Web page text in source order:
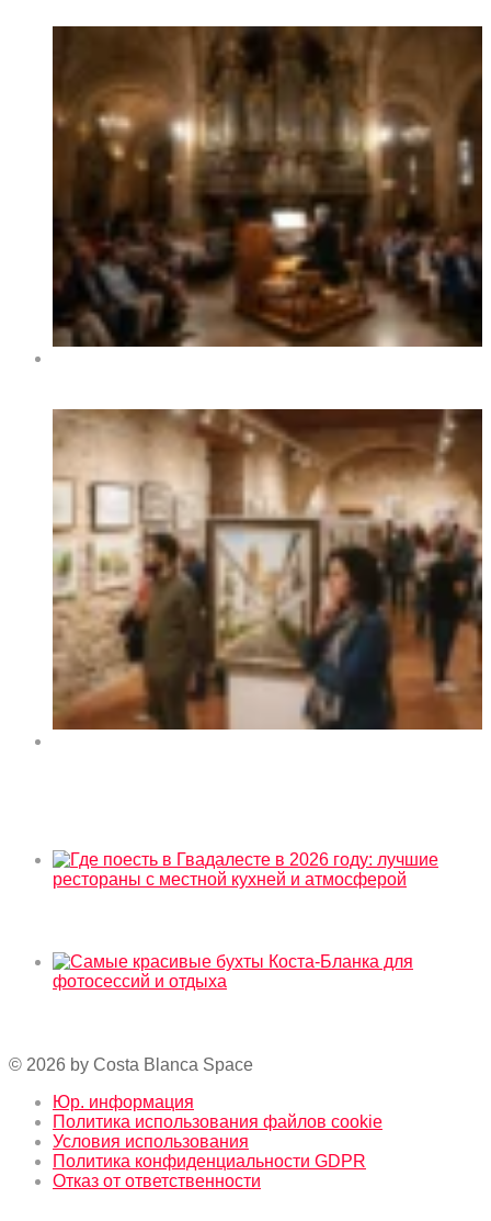
© 2026 by Costa Blanca Space
Юр. информация
Политика использования файлов cookie
Условия использования
Политика конфиденциальности GDPR
Отказ от ответственности